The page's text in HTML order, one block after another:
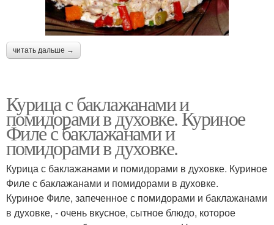
читать дальше →
Курица с баклажанами и
помидорами в духовке. Куриное
Филе с баклажанами и
помидорами в духовке.
Курица с баклажанами и помидорами в духовке. Куриное
Филе с баклажанами и помидорами в духовке.
Куриное Филе, запеченное с помидорами и баклажанами
в духовке, - очень вкусное, сытное блюдо, которое